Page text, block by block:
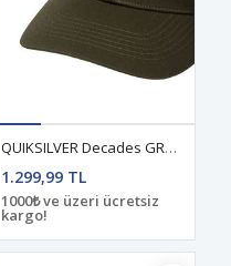
QUIKSILVER Decades GRAPE LEAF ERKEK ŞAPKA
1.299,99 TL
1000₺ ve üzeri ücretsiz
kargo!